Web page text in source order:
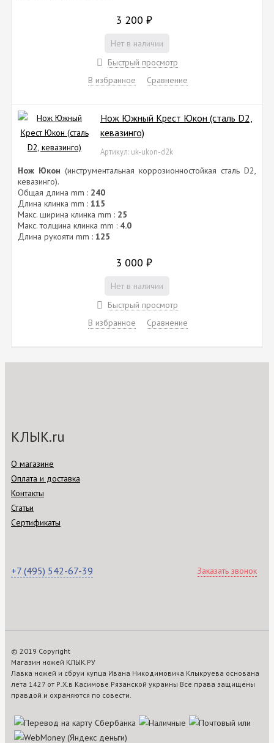
3 200 ₽
Нет в наличии
Быстрый просмотр
В избранное
Сравнение
Нож Южный Крест Юкон (сталь D2,
кевазинго)
Артикул: uk-ukon-d2k
Нож Юкон (инструментальная коррозионностойкая сталь D2,
кевазинго).
Общая длина mm : 240
Длина клинка mm : 115
Макс. ширина клинка mm : 25
Макс. толщина клинка mm : 4.0
Длина рукояти mm : 125
3 000 ₽
Нет в наличии
Быстрый просмотр
В избранное
Сравнение
КЛЫК.ru
О магазине
Оплата и доставка
Контакты
Статьи
Сертификаты
+7 (495) 542-67-39 Заказать звонок
© 2019 Copyright
Магазин ножей КЛЫК.РУ
Лавка ножей и сбруи купца Ивана Никодимовича Клыкруева основана
лета 1427 от Р.Х.в Касимове Рязанской украины Все права защищены
правдой и охраняются по совести.